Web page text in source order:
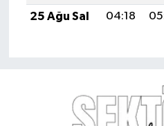
25 Ağu Sal
04:18